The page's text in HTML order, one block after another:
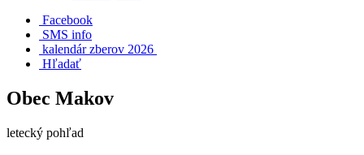
Facebook
SMS info
​ kalendár zberov 2026
Hľadať
Obec Makov
letecký pohľad